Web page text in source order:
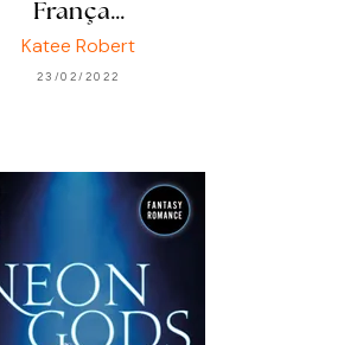
França…
Katee Robert
23/02/2022